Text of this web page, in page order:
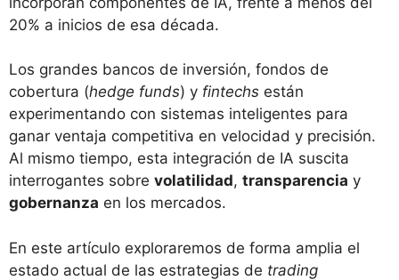
20% a inicios de esa década​.
Los grandes bancos de inversión, fondos de
cobertura (hedge funds) y fintechs están
experimentando con sistemas inteligentes para
ganar ventaja competitiva en velocidad y precisión.
Al mismo tiempo, esta integración de IA suscita
interrogantes sobre volatilidad, transparencia y
gobernanza en los mercados.
En este artículo exploraremos de forma amplia el
estado actual de las estrategias de trading